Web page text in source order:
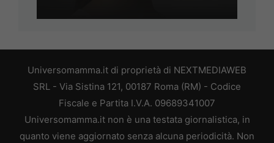
Universomamma.it di proprietà di NEXTMEDIAWEB
SRL - Via Sistina 121, 00187 Roma (RM) - Codice
Fiscale e Partita I.V.A. 09689341007
Universomamma.it non è una testata giornalistica, in
quanto viene aggiornato senza alcuna periodicità. Non